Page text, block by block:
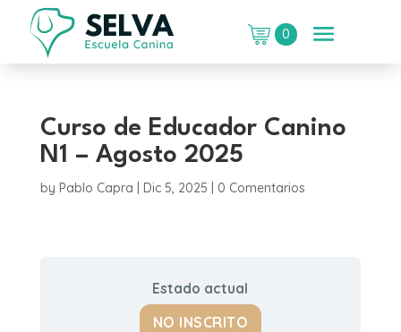
0
Curso de Educador Canino
N1 – Agosto 2025
by Pablo Capra Dic 5, 2025 0 Comentarios
Estado actual
NO INSCRITO